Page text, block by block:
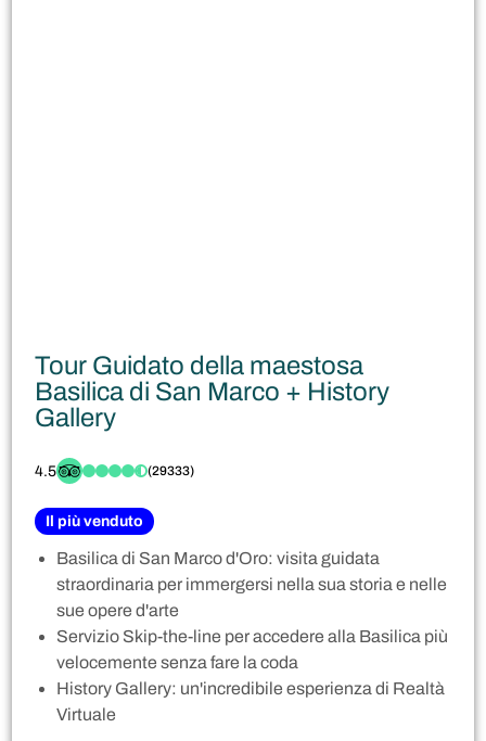
Tour Guidato della maestosa
Basilica di San Marco + History
Gallery
4.5 (29333)
Il più venduto
Basilica di San Marco d'Oro: visita guidata
straordinaria per immergersi nella sua storia e nelle
sue opere d'arte
Servizio Skip-the-line per accedere alla Basilica più
velocemente senza fare la coda
History Gallery: un'incredibile esperienza di Realtà
Virtuale